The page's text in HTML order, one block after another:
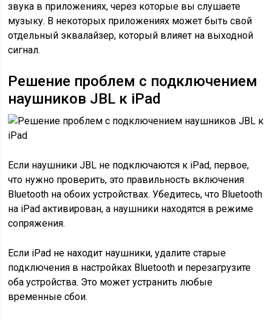
звука в приложениях, через которые вы слушаете
музыку. В некоторых приложениях может быть свой
отдельный эквалайзер, который влияет на выходной
сигнал.
Решение проблем с подключением
наушников JBL к iPad
Если наушники JBL не подключаются к iPad, первое,
что нужно проверить, это правильность включения
Bluetooth на обоих устройствах. Убедитесь, что Bluetooth
на iPad активирован, а наушники находятся в режиме
сопряжения.
Если iPad не находит наушники, удалите старые
подключения в настройках Bluetooth и перезагрузите
оба устройства. Это может устранить любые
временные сбои.